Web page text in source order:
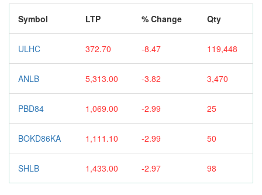
Symbol LTP % Change Qty
ULHC 372.70 -8.47 119,448
ANLB 5,313.00 -3.82 3,470
PBD84 1,069.00 -2.99 25
BOKD86KA 1,111.10 -2.99 50
SHLB 1,433.00 -2.97 98